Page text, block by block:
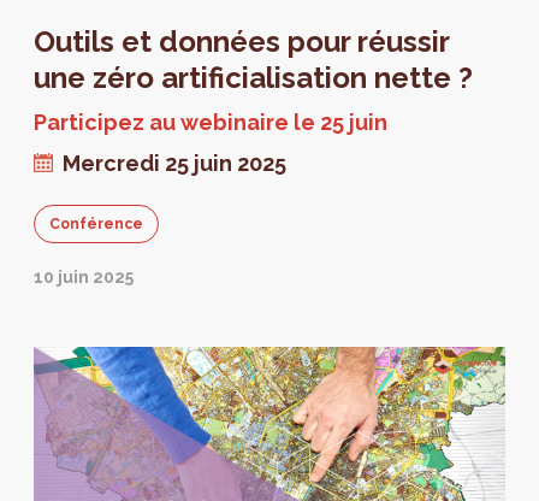
Outils et données pour réussir
une zéro artificialisation nette ?
Participez au webinaire le 25 juin
Mercredi 25 juin 2025
Conférence
10 juin 2025